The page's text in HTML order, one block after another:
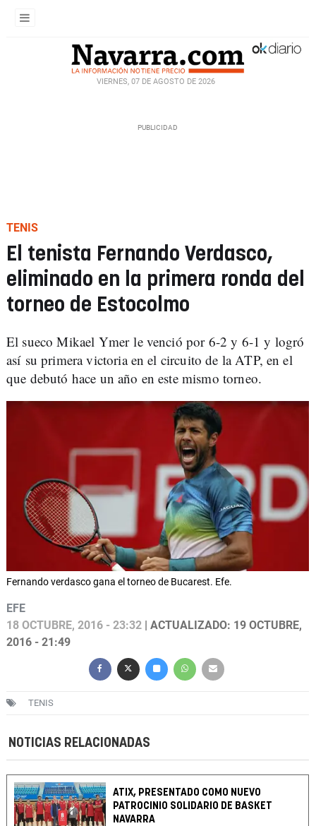
VIERNES, 07 DE AGOSTO DE 2026
TENIS
El tenista Fernando Verdasco,
eliminado en la primera ronda del
torneo de Estocolmo
El sueco Mikael Ymer le venció por 6-2 y 6-1 y logró
así su primera victoria en el circuito de la ATP, en el
que debutó hace un año en este mismo torneo.
Fernando verdasco gana el torneo de Bucarest. Efe.
EFE
18 OCTUBRE, 2016 - 23:32 | ACTUALIZADO: 19 OCTUBRE,
2016 - 21:49
TENIS
NOTICIAS RELACIONADAS
ATIX, PRESENTADO COMO NUEVO
PATROCINIO SOLIDARIO DE BASKET
NAVARRA